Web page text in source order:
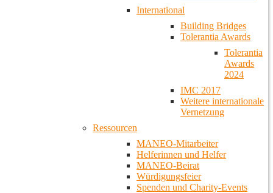
International
Building Bridges
Tolerantia Awards
Tolerantia
Awards
2024
IMC 2017
Weitere internationale
Vernetzung
Ressourcen
MANEO-Mitarbeiter
Helferinnen und Helfer
MANEO-Beirat
Würdigungsfeier
Spenden und Charity-Events